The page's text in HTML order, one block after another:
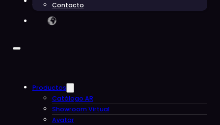
Contacto
Productos
Catálogo AR
Showroom Virtual
Avatar